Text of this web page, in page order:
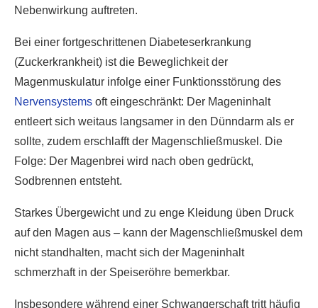
Nebenwirkung auftreten.
Bei einer fortgeschrittenen Diabeteserkrankung
(Zuckerkrankheit) ist die Beweglichkeit der
Magenmuskulatur infolge einer Funktionsstörung des
Nervensystems oft eingeschränkt: Der Mageninhalt
entleert sich weitaus langsamer in den Dünndarm als er
sollte, zudem erschlafft der Magenschließmuskel. Die
Folge: Der Magenbrei wird nach oben gedrückt,
Sodbrennen entsteht.
Starkes Übergewicht und zu enge Kleidung üben Druck
auf den Magen aus – kann der Magenschließmuskel dem
nicht standhalten, macht sich der Mageninhalt
schmerzhaft in der Speiseröhre bemerkbar.
Insbesondere während einer Schwangerschaft tritt häufig